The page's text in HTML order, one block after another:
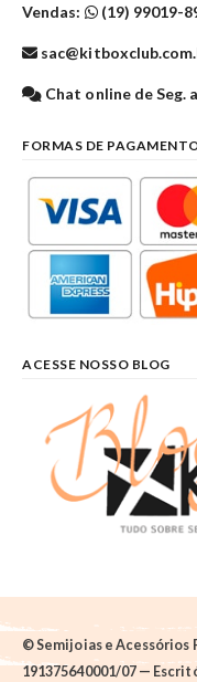
Vendas: (19) 99019-
Chat online de Seg.
FORMAS DE
ACESSE NOSSO BLOG
© Semijoias e Acessórios
191375640001/07 —